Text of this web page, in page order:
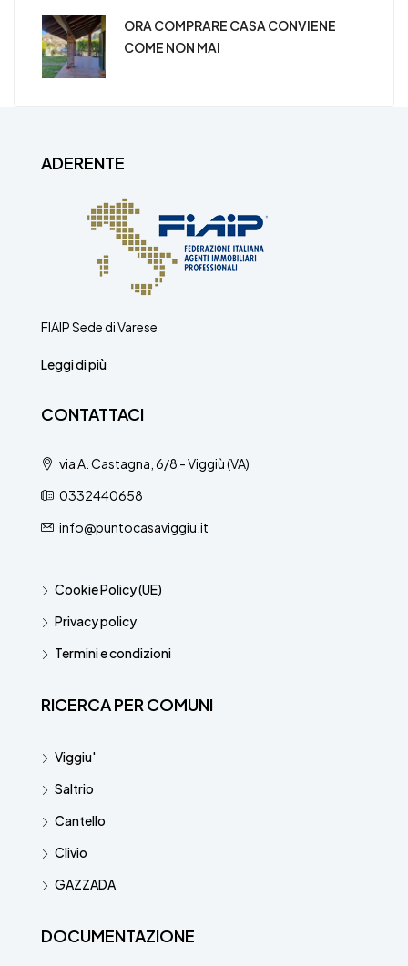
ORA COMPRARE CASA CONVIENE
COME NON MAI
ADERENTE
FIAIP Sede di Varese
Leggi di più
CONTATTACI
via A. Castagna, 6/8 - Viggiù (VA)
0332440658
info@puntocasaviggiu.it
Cookie Policy (UE)
Privacy policy
Termini e condizioni
RICERCA PER COMUNI
Viggiu'
Saltrio
Cantello
Clivio
GAZZADA
DOCUMENTAZIONE